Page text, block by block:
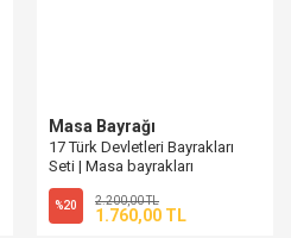
Masa Bayrağı
17 Türk Devletleri Bayrakları
Seti | Masa bayrakları
%20 2.200,00 TL
1.760,00 TL